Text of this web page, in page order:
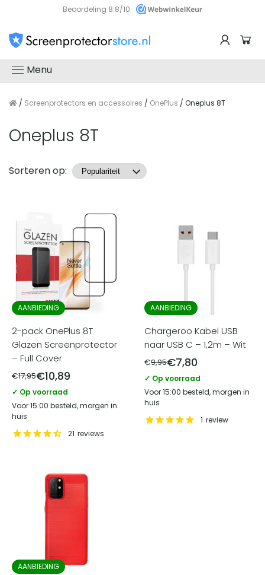
Beoordeling 8.8/10
Menu
/ Screenprotectors en accessoires / OnePlus / Oneplus 8T
Oneplus 8T
Producten
Sorteren op:
AANBIEDING
2-pack OnePlus 8T
Glazen Screenprotector
– Full Cover
€17,95€10,89
✓ Op voorraad
Voor 15:00 besteld, morgen in
huis
21 reviews
AANBIEDING
Chargeroo Kabel USB
naar USB C – 1,2m – Wit
€9,95€7,80
✓ Op voorraad
Voor 15:00 besteld, morgen in
huis
1 review
AANBIEDING